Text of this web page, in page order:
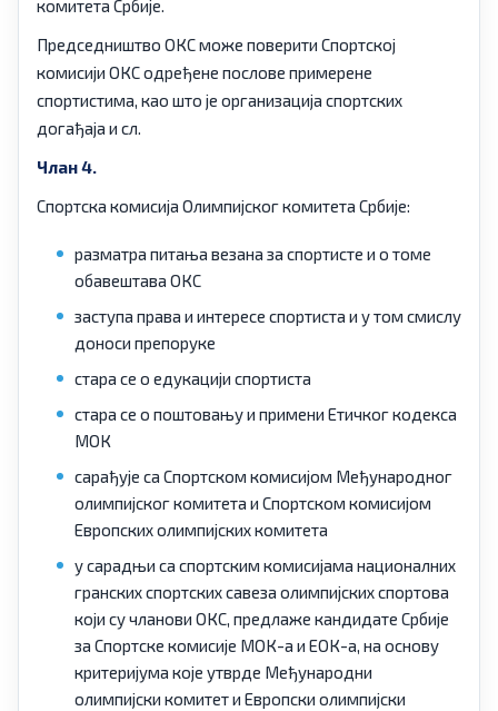
комитета Србије.
Председништво ОКС може поверити Спортској
комисији ОКС одређене послове примерене
спортистима, као што је организација спортских
догађаја и сл.
Члан 4.
Спортска комисија Олимпијског комитета Србије:
разматра питања везана за спортисте и о томе
обавештава ОКС
заступа права и интересе спортиста и у том смислу
доноси препоруке
стара се о едукацији спортиста
стара се о поштовању и примени Етичког кодекса
МОК
сарађује са Спортском комисијом Међународног
олимпијског комитета и Спортском комисијом
Европских олимпијских комитета
у сарадњи са спортским комисијама националних
гранских спортских савеза олимпијских спортова
који су чланови ОКС, предлаже кандидате Србије
за Спортске комисије МОК-а и ЕОК-а, на основу
критеријума које утврде Међународни
олимпијски комитет и Европски олимпијски